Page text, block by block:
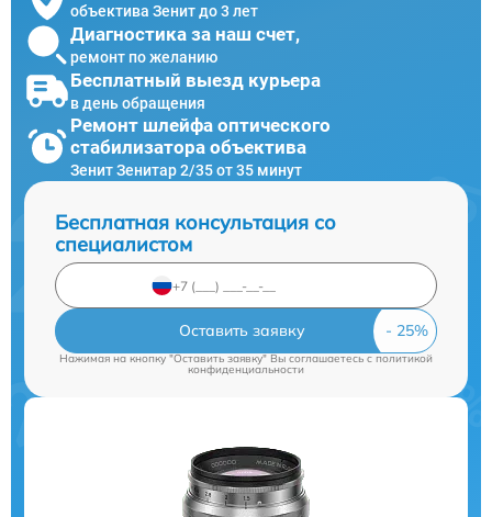
объектива Зенит до 3 лет
Диагностика за наш счет,
ремонт по желанию
Бесплатный выезд курьера
в день обращения
Ремонт шлейфа оптического
стабилизатора объектива
Зенит Зенитар 2/35 от 35 минут
Бесплатная консультация со
специалистом
Оставить заявку
Нажимая на кнопку "Оставить заявку" Вы соглашаетесь cполитикой
конфиденциальности